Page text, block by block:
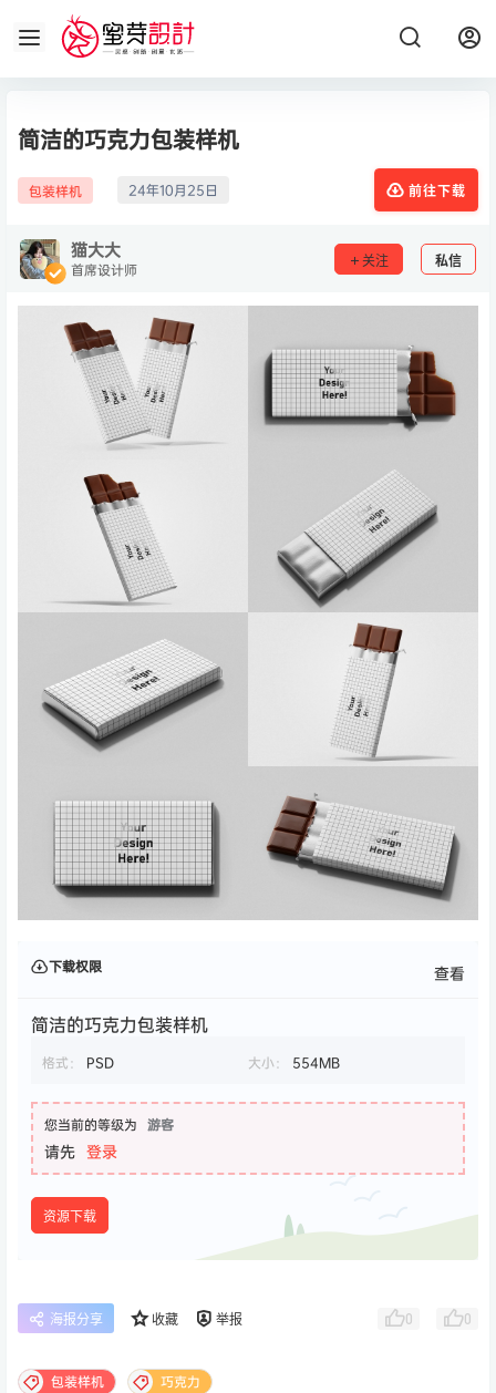
简洁的巧克力包装样机
包装样机 24年10月25日 前往下载
猫大大
首席设计师 关注 私信
下载权限 查看
简洁的巧克力包装样机
格式： PSD 大小： 554MB
您当前的等级为 游客
请先 登录
资源下载
海报分享 收藏 举报 0 0
包装样机 巧克力